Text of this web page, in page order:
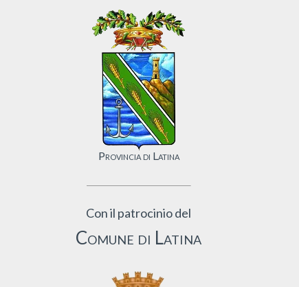
Provincia di Latina
Con il patrocinio del
Comune di Latina